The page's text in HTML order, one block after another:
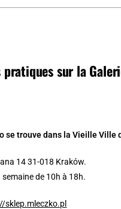
sur la
se trouve dans la Vieille Ville
14 31-018 Kraków.
semaine de 10h à 18h.
sklep.mleczko.pl